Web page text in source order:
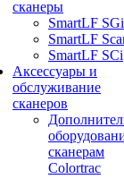
сканеры
SmartLF SGi
SmartLF
SmartLF SCi
Аксессуары и
обслуживание
сканеров
сканерам
Colortrac